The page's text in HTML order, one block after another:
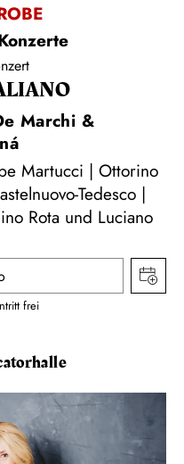
Marchi &
Martucci | Ottorino
Tedesco |
Rota und Luciano
frei